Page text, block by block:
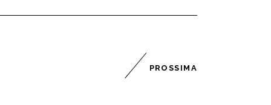
PROSSIMA